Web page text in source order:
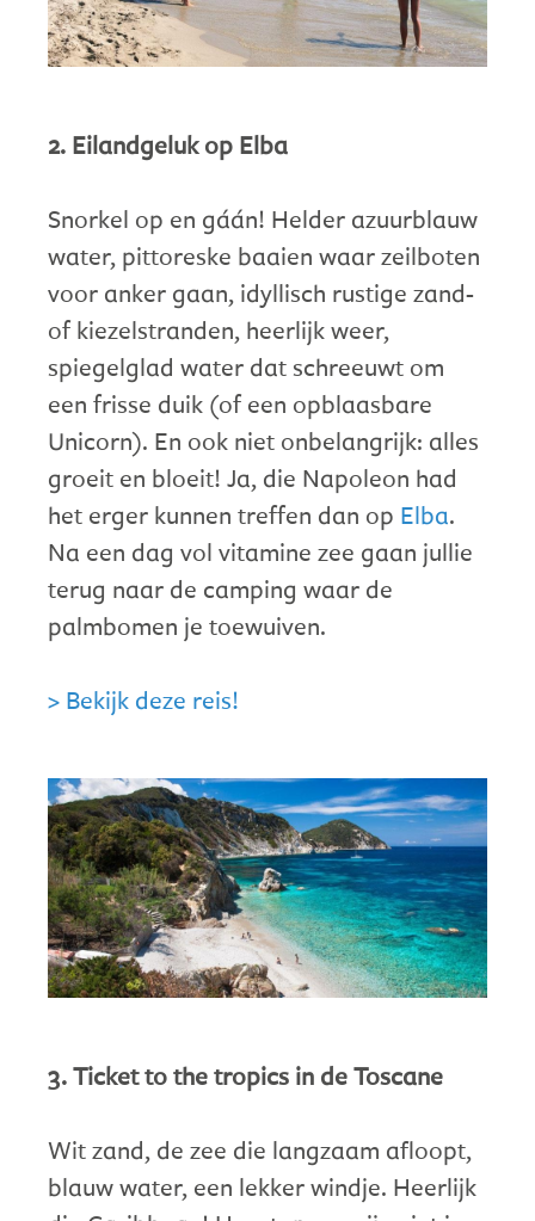
2. Eilandgeluk op Elba
Snorkel op en gáán! Helder azuurblauw
water, pittoreske baaien waar zeilboten
voor anker gaan, idyllisch rustige zand-
of kiezelstranden, heerlijk weer,
spiegelglad water dat schreeuwt om
een frisse duik (of een opblaasbare
Unicorn). En ook niet onbelangrijk: alles
groeit en bloeit! Ja, die Napoleon had
het erger kunnen treffen dan op Elba.
Na een dag vol vitamine zee gaan jullie
terug naar de camping waar de
palmbomen je toewuiven.
> Bekijk deze reis!
3. Ticket to the tropics in de Toscane
Wit zand, de zee die langzaam afloopt,
blauw water, een lekker windje. Heerlijk